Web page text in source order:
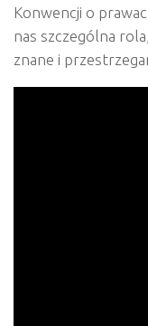
Konwencji o
nas szczególna
znane i